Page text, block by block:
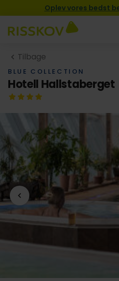
Oplev vores bedst
Tilbage
BLUE COLLECTION
Hotell Hallstaberget